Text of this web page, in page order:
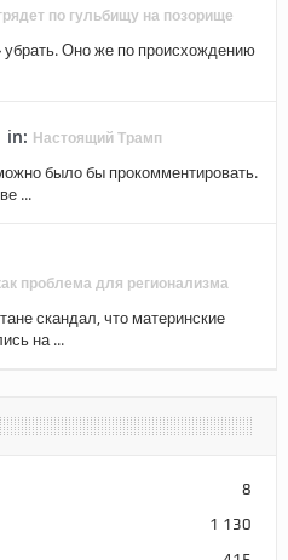
по гульбищу на позорище
убрать. Оно же по происхождению
in: Настоящий Трамп
было бы прокомментировать.
...
проблема для регионализма
скандал, что материнские
на ...
8
1 130